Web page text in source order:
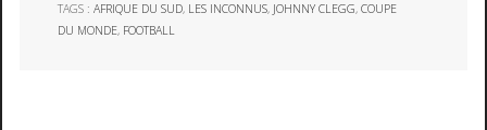
TAGS :AFRIQUE DU SUD, LES INCONNUS, JOHNNY CLEGG,COUPE
DU MONDE, FOOTBALL